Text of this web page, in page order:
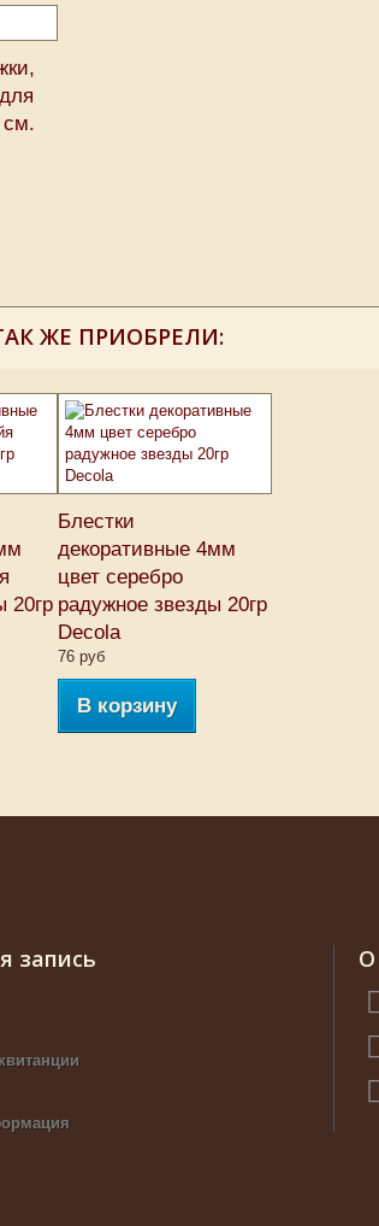
см.
ЖЕ ПРИОБРЕЛИ:
20гр
Блестки
декоративные 4мм
цвет серебро
радужное звезды 20гр
Decola
76 руб
В корзину
запись О